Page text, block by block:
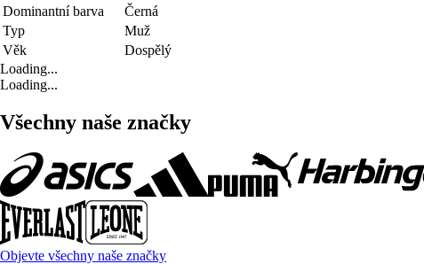
Dominantní barva
Černá
Typ
Muž
Věk
Dospělý
Loading...
Loading...
Všechny naše značky
Objevte všechny naše značky